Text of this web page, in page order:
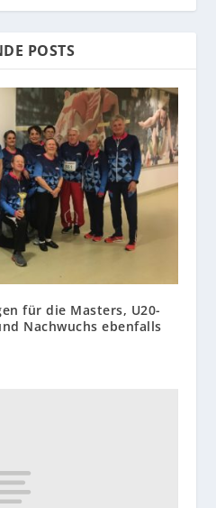
POSTS
für die Masters, U20-
Nachwuchs ebenfalls